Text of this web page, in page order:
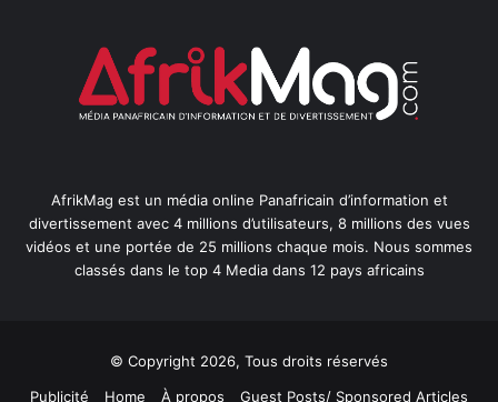
AfrikMag est un média online Panafricain d’information et
divertissement avec 4 millions d’utilisateurs, 8 millions des vues
vidéos et une portée de 25 millions chaque mois. Nous sommes
classés dans le top 4 Media dans 12 pays africains
© Copyright 2026, Tous droits réservés
Publicité
Home À propos Guest Posts/ Sponsored Articles